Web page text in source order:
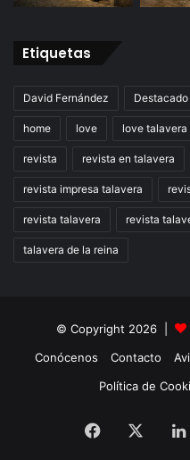
Etiquetas
David Fernández Destacado
home love love talavera
revista revista en talavera
revista impresa talavera
revista talavera revista
talavera de la reina
© Copyright 2026 |
Conócenos
Contacto
Política de
Facebook